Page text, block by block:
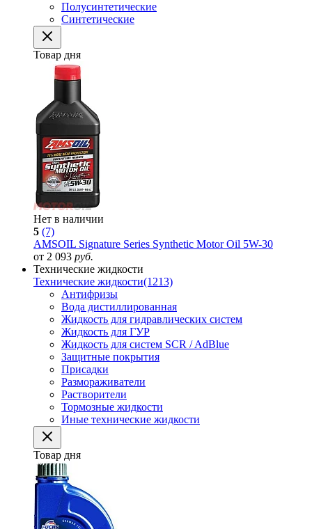
Полусинтетические
Синтетические
Товар дня
Нет в наличии
5 (7)
AMSOIL Signature Series Synthetic Motor Oil 5W-30
от 2 093 руб.
Технические жидкости
Технические жидкости(1213)
Антифризы
Вода дистиллированная
Жидкость для гидравлических систем
Жидкость для ГУР
Жидкость для систем SCR / AdBlue
Защитные покрытия
Присадки
Размораживатели
Растворители
Тормозные жидкости
Иные технические жидкости
Товар дня